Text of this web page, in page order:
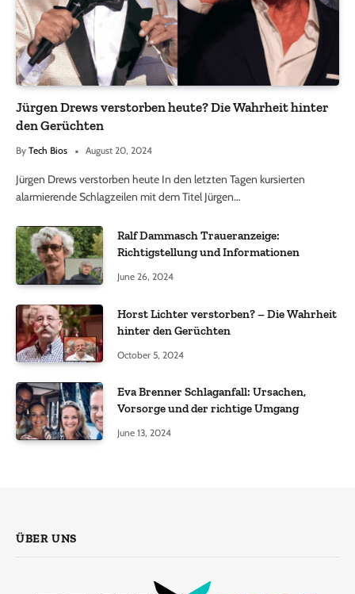
Jürgen Drews verstorben heute? Die Wahrheit hinter
den Gerüchten
By Tech Bios August 20, 2024
Jürgen Drews verstorben heute In den letzten Tagen kursierten
alarmierende Schlagzeilen mit dem Titel Jürgen…
Ralf Dammasch Traueranzeige:
Richtigstellung und Informationen
June 26, 2024
Horst Lichter verstorben? – Die Wahrheit
hinter den Gerüchten
October 5, 2024
Eva Brenner Schlaganfall: Ursachen,
Vorsorge und der richtige Umgang
June 13, 2024
ÜBER UNS